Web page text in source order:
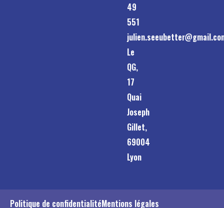
49
551
Le
QG,
17
Quai
Joseph
Gillet,
69004
Lyon
Politique de confidentialitéMentions légales